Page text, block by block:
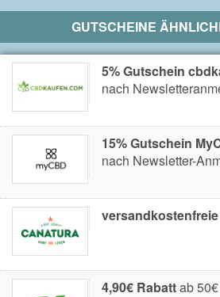
GUTSCHEINE
5% Gutschein
nach
15% Gutschein
nach Newsletter-
4,90€ Rabattab